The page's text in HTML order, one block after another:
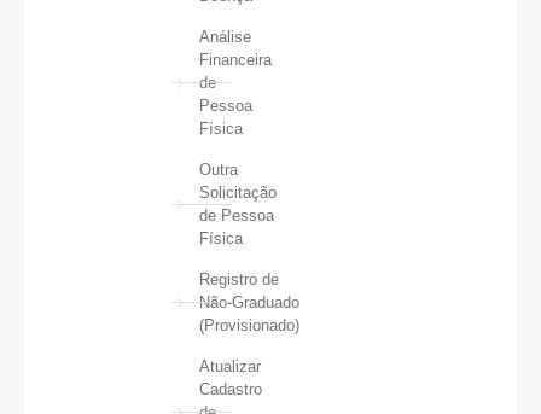
Análise
Financeira
de
Pessoa
Física
Outra
Solicitação
de Pessoa
Física
Registro de
Não-Graduado
(Provisionado)
Atualizar
Cadastro